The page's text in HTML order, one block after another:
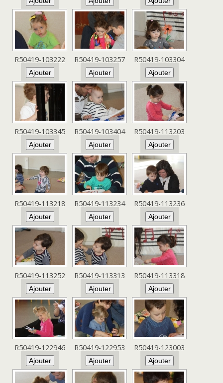
R50419-103222 R50419-103257 R50419-103304
R50419-103345 R50419-103404 R50419-113203
R50419-113218 R50419-113234 R50419-113236
R50419-113252 R50419-113313 R50419-113318
R50419-122946 R50419-122953 R50419-123003